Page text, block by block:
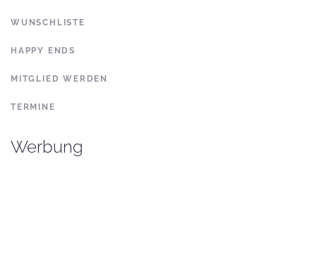
WUNSCHLISTE
HAPPY ENDS
MITGLIED WERDEN
TERMINE
Werbung